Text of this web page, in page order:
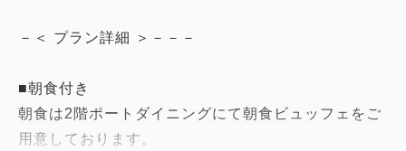
－＜ プラン詳細 ＞－－－
■朝食付き
朝食は2階ポートダイニングにて朝食ビュッフェをご
用意しております。